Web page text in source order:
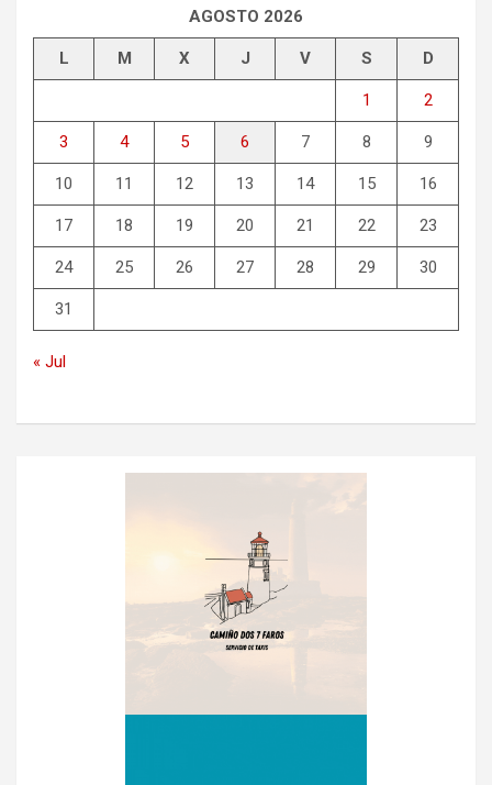
AGOSTO 2026
L M X J V S D
1 2
3 4 5 6 7 8 9
10 11 12 13 14 15 16
17 18 19 20 21 22 23
24 25 26 27 28 29 30
31
« Jul